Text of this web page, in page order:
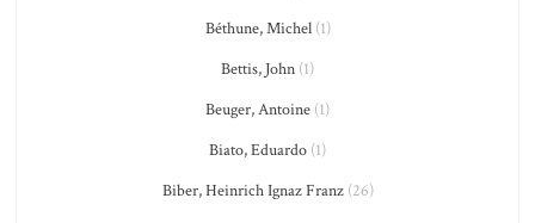
Béthune, Michel(1)
Bettis, John (1)
Beuger, Antoine (1)
Biato, Eduardo (1)
Biber, Heinrich Ignaz Franz(26)